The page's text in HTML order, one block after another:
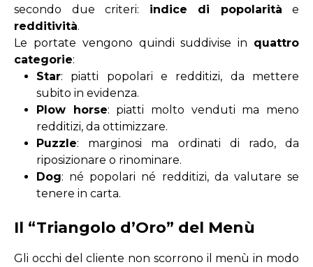
secondo due criteri: indice di popolarità e
redditività.
Le portate vengono quindi suddivise in quattro
categorie:
Star: piatti popolari e redditizi, da mettere
subito in evidenza.
Plow horse: piatti molto venduti ma meno
redditizi, da ottimizzare.
Puzzle: marginosi ma ordinati di rado, da
riposizionare o rinominare.
Dog: né popolari né redditizi, da valutare se
tenere in carta.
Il “Triangolo d’Oro” del Menù
Gli occhi del cliente non scorrono il menù in modo